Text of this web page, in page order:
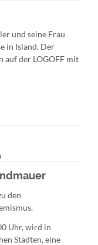
und seine Frau
in Island. Der
auf der LOGOFF mit
den
Uhr, wird in
Städten, eine